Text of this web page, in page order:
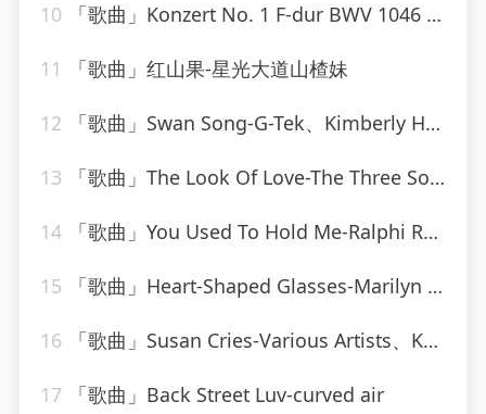
10 「歌曲」Konzert No. 1 F-dur BWV 1046 - Allegro-Karl Richter、The Munich Philharmonic Orchestra
11 「歌曲」红山果-星光大道山楂妹
12 「歌曲」Swan Song-G-Tek、Kimberly Hale
13 「歌曲」The Look Of Love-The Three Sounds
14 「歌曲」You Used To Hold Me-Ralphi Rosario
15 「歌曲」Heart-Shaped Glasses-Marilyn Manson
16 「歌曲」Susan Cries-Various Artists、Kahua Music Ltd、Matthew Loots、Matthew Prehn
17 「歌曲」Back Street Luv-curved air